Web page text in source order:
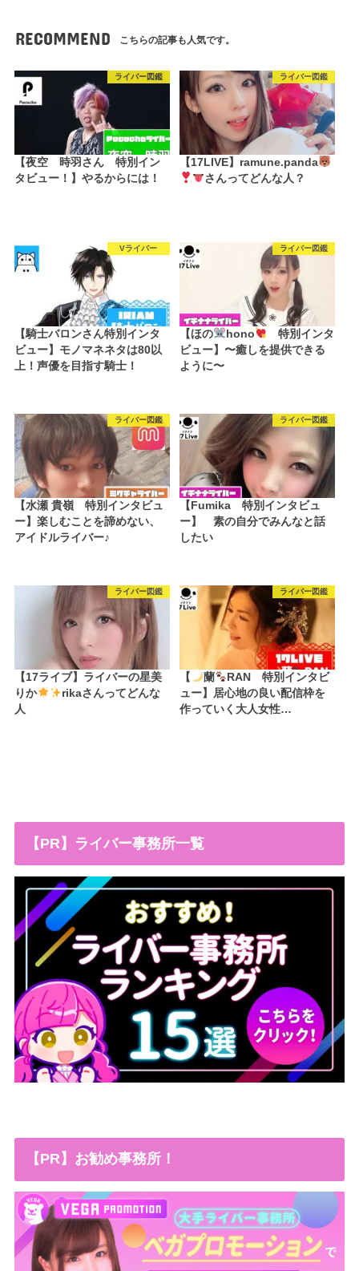
RECOMMEND こちらの記事も人気です。
ライバー図鑑
【夜空 時羽さん 特別イン
タビュー！】やるからには！
ライバー図鑑
【17LIVE】ramune.panda
さんってどんな人？
Vライバー
【騎士バロンさん特別インタ
ビュー】モノマネネタは80以
上！声優を目指す騎士！
ライバー図鑑
【ほの hono
特別インタ
ビュー】〜癒しを提供できる
ように〜
ライバー図鑑
【水瀬 貴嶺 特別インタビュ
ー】楽しむことを諦めない、
アイドルライバー♪
ライバー図鑑
【Fumika 特別インタビュ
ー】 素の自分でみんなと話
したい
ライバー図鑑
【17ライブ】ライバーの星美
りか
rikaさんってどんな
人
ライバー図鑑
【 蘭
RAN 特別インタビ
ュー】居心地の良い配信枠を
作っていく大人女性…
【PR】ライバー事務所一覧
【PR】お勧め事務所！